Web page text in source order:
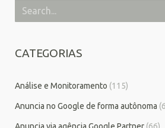
CATEGORIAS
Análise e Monitoramento (115)
Anuncia no Google de forma autônoma